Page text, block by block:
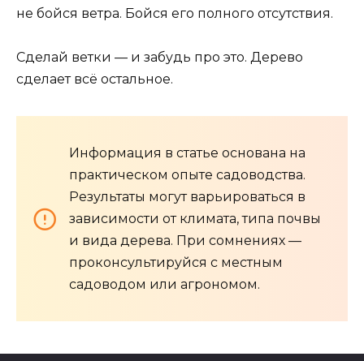
не бойся ветра. Бойся его полного отсутствия.
Сделай ветки — и забудь про это. Дерево
сделает всё остальное.
Информация в статье основана на
практическом опыте садоводства.
Результаты могут варьироваться в
зависимости от климата, типа почвы
и вида дерева. При сомнениях —
проконсультируйся с местным
садоводом или агрономом.